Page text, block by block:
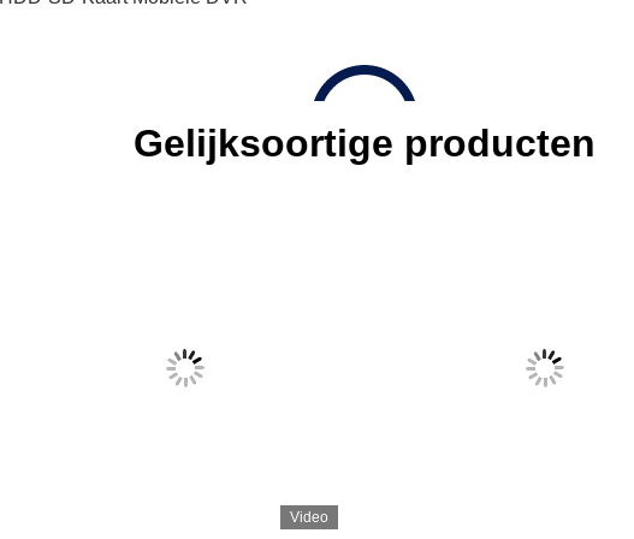
Gelijksoortige producten
Video